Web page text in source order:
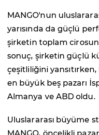
MANGO'nun
yarısında da güçlü
şirketin toplam
sonuç, şirketin güçlü
çeşitliliğini
en büyük beş pazarı
Almanya ve ABD oldu.
Uluslararası büyüme